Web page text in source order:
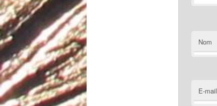
Nom
E-mail